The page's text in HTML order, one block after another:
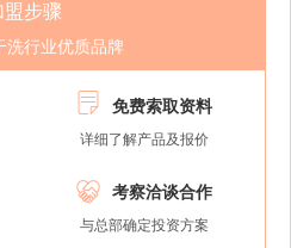
盟步骤
洗行业优质品牌
 免费索取资料
详细了解产品及报价
 考察洽谈合作
与总部确定投资方案